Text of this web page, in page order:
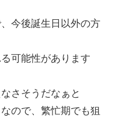
今後誕生日以外の方
可能性があります
さそうだなぁと
ので、繁忙期でも狙